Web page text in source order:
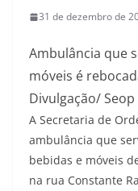
31 de dezembro de
Ambulância que
móveis é
Divulgação/ Seop
A Secretaria de
ambulância que
bebidas e móveis
na rua Constante